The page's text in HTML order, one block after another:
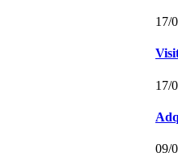
17/
17/
09/